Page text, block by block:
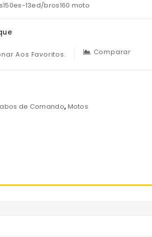
13ed/bros160 moto
Aos Favoritos. Comparar
de Comando, Motos